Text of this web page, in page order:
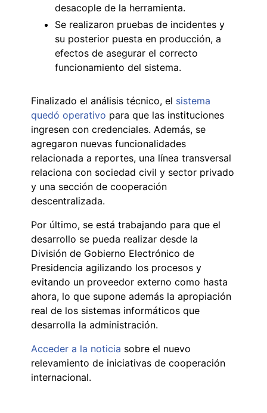
desacople de la herramienta.
Se realizaron pruebas de incidentes y
su posterior puesta en producción, a
efectos de asegurar el correcto
funcionamiento del sistema.
Finalizado el análisis técnico, el sistema
quedó operativo para que las instituciones
ingresen con credenciales. Además, se
agregaron nuevas funcionalidades
relacionada a reportes, una línea transversal
relaciona con sociedad civil y sector privado
y una sección de cooperación
descentralizada.
Por último, se está trabajando para que el
desarrollo se pueda realizar desde la
División de Gobierno Electrónico de
Presidencia agilizando los procesos y
evitando un proveedor externo como hasta
ahora, lo que supone además la apropiación
real de los sistemas informáticos que
desarrolla la administración.
Acceder a la noticia sobre el nuevo
relevamiento de iniciativas de cooperación
internacional.